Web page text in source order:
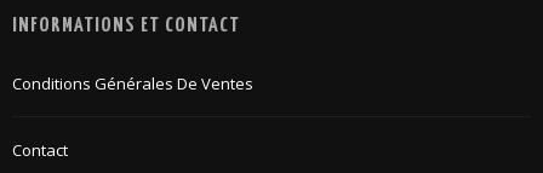
INFORMATIONS ET CONTACT
Conditions Générales De Ventes
Contact